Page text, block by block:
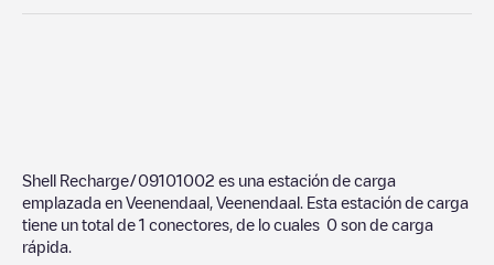
Shell Recharge/09101002 es una estación de carga
emplazada en Veenendaal Veenendaal . Esta estación de carga
tiene un total de 1 conectores, de lo cuales 0 son de carga
rápida.